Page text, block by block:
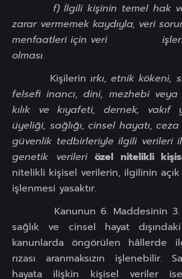
f) İlgili kişinin temel hak
zarar vermemek kaydıyla, veri
menfaatleri için veri
olması.
Kişilerin ırkı, etnik kökeni,
felsefi inancı, dini, mezhebi veya
kılık ve kıyafeti, dernek,
üyeliği, sağlığı, cinsel hayatı,
güvenlik tedbirleriyle ilgili verileri
genetik verileri özel nitelikli
nitelikli kişisel verilerin, ilgilinin açık
işlenmesi yasaktır.
Kanunun 6. Maddesinin 3.
sağlık ve cinsel hayat
kanunlarda öngörülen hâllerde
rızası aranmaksızın işlenebilir.
hayata ilişkin kişisel veriler